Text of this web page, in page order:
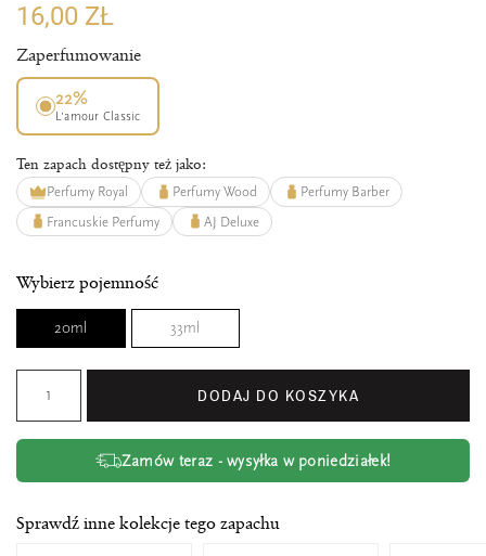
16,00 ZŁ
Zaperfumowanie
22%
L’amour Classic
Ten zapach dostępny też jako:
Perfumy Royal Perfumy Wood
Perfumy Barber
Francuskie Perfumy
AJ Deluxe
Wybierz pojemność
20ml 33ml
DODAJ DO KOSZYKA
Zamów teraz - wysyłka w poniedziałek!
Sprawdź inne kolekcje tego zapachu